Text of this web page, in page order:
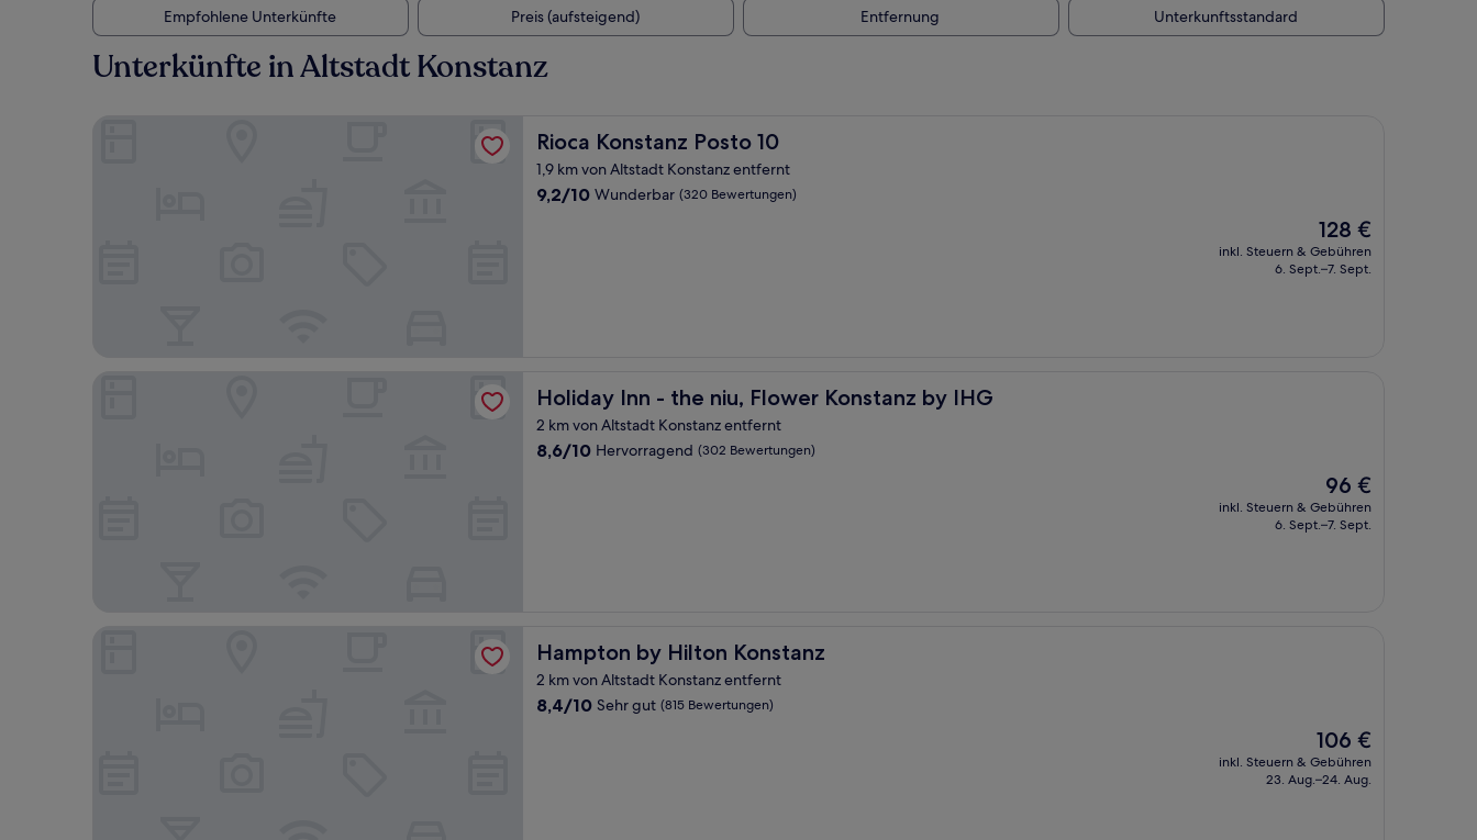
Empfohlene Unterkünfte
Preis (aufsteigend) Entfernung Unterkunftsstandard
Unterkünfte in Altstadt Konstanz
Rioca Konstanz Posto 10
Rioca Konstanz Posto 10
1,9 km von Altstadt Konstanz entfernt
9.2
9,2/10 Wunderbar (320 Bewertungen)
Der
Preis
beträgt
128 €
inkl. Steuern & Gebühren
6. Sept.–7. Sept.
Holiday Inn - the niu, Flower Konstanz by IHG
Holiday Inn - the niu, Flower Konstanz by IHG
2 km von Altstadt Konstanz entfernt
8.6
8,6/10 Hervorragend (302 Bewertungen)
Der
Preis
beträgt
96 €
inkl. Steuern & Gebühren
6. Sept.–7. Sept.
Holiday Inn - the niu, Flower Konstanz by IHG
Hampton by Hilton Konstanz
Hampton by Hilton Konstanz
2 km von Altstadt Konstanz entfernt
8.4
8,4/10 Sehr gut (815 Bewertungen)
Der
Preis
beträgt
106 €
inkl. Steuern & Gebühren
23. Aug.–24. Aug.